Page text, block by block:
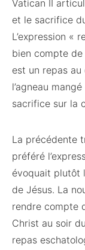
Vatican II
et le sacrifice
L’expression «
bien compte de
est un repas
l’agneau
sacrifice sur la
La précédente
préféré
évoquait plutôt
de Jésus. La
rendre compte
Christ au soir
repas